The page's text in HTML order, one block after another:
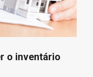
o inventário